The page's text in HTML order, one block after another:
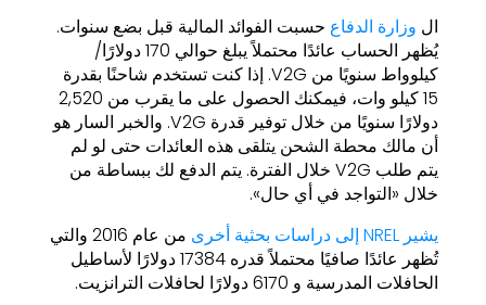
ال وزارة الدفاع حسبت الفوائد المالية قبل بضع سنوات.
يُظهر الحساب عائدًا محتملاً يبلغ حوالي 170 دولارًا/
كيلوواط سنويًا من V2G. إذا كنت تستخدم شاحنًا بقدرة
15 كيلو وات، فيمكنك الحصول على ما يقرب من 2,520
دولارًا سنويًا من خلال توفير قدرة V2G. والخبر السار هو
أن مالك محطة الشحن يتلقى هذه العائدات حتى لو لم
يتم طلب V2G خلال الفترة. يتم الدفع لك ببساطة من
خلال «التواجد في أي حال».
يشير NREL إلى دراسات بحثية أخرى
من عام 2016 والتي
تُظهر عائدًا صافيًا محتملاً قدره 17384 دولارًا لأساطيل
الحافلات المدرسية و 6170 دولارًا لحافلات الترانزيت.